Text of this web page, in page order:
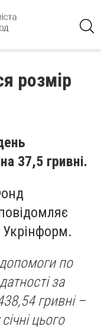
розмір
37,5 гривні.
Укрінформ.
по
за
гривні –
цього